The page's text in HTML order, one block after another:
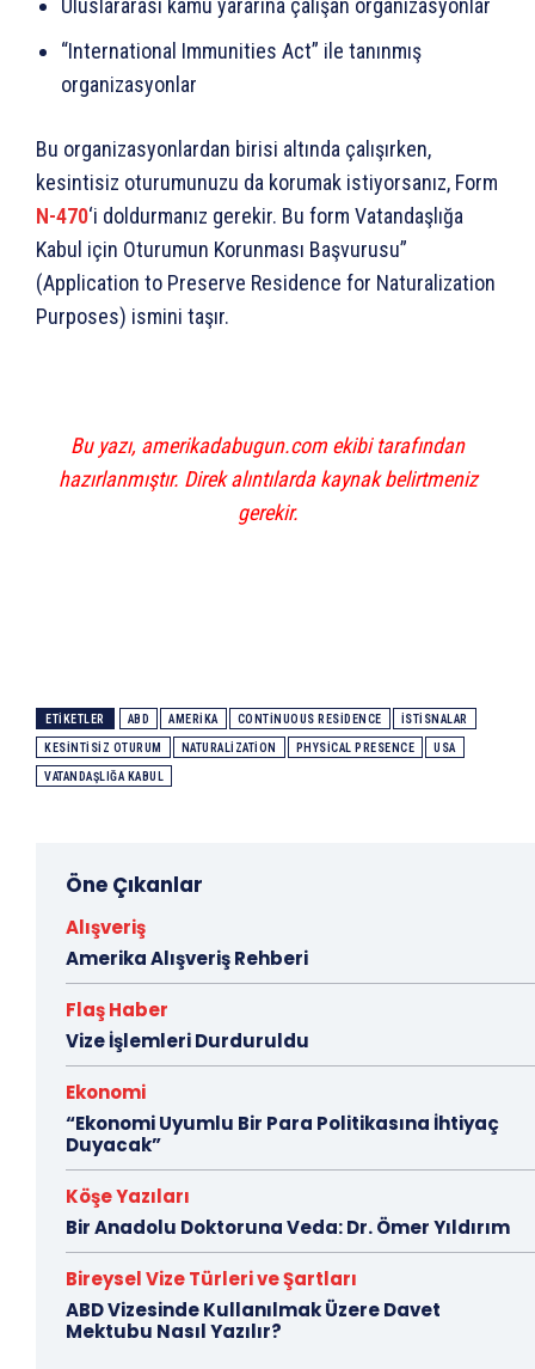
Uluslararası kamu yararına çalışan organizasyonlar
“International Immunities Act” ile tanınmış
organizasyonlar
Bu organizasyonlardan birisi altında çalışırken,
kesintisiz oturumunuzu da korumak istiyorsanız, Form
N-470‘i doldurmanız gerekir. Bu form Vatandaşlığa
Kabul için Oturumun Korunması Başvurusu”
(Application to Preserve Residence for Naturalization
Purposes) ismini taşır.
Bu yazı, amerikadabugun.com ekibi tarafından
hazırlanmıştır. Direk alıntılarda kaynak belirtmeniz
gerekir.
ETIKETLER ABD AMERIKA CONTINUOUS RESIDENCE ISTISNALAR
KESINTISIZ OTURUM NATURALIZATION PHYSICAL PRESENCE USA
VATANDAŞLIĞA KABUL
Öne Çıkanlar
Alışveriş
Amerika Alışveriş Rehberi
Flaş Haber
Vize İşlemleri Durduruldu
Ekonomi
“Ekonomi Uyumlu Bir Para Politikasına İhtiyaç
Duyacak”
Köşe Yazıları
Bir Anadolu Doktoruna Veda: Dr. Ömer Yıldırım
Bireysel Vize Türleri ve Şartları
ABD Vizesinde Kullanılmak Üzere Davet
Mektubu Nasıl Yazılır?